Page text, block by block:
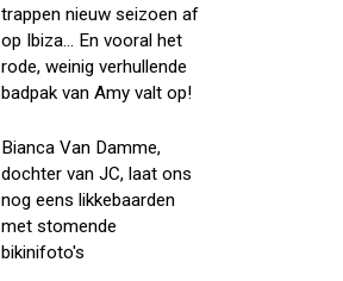
trappen nieuw seizoen af
op Ibiza... En vooral het
rode, weinig verhullende
badpak van Amy valt op!
Bianca Van Damme,
dochter van JC, laat ons
nog eens likkebaarden
met stomende
bikinifoto's